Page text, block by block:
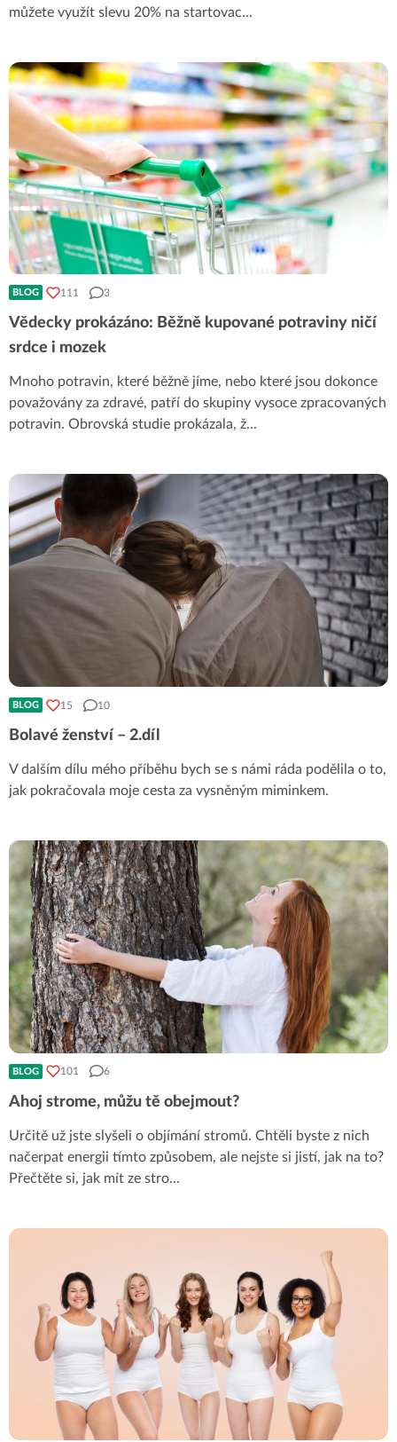
můžete využít slevu 20% na startovac...
BLOG 111 3
Vědecky prokázáno: Běžně kupované potraviny ničí
srdce i mozek
Mnoho potravin, které běžně jíme, nebo které jsou dokonce
považovány za zdravé, patří do skupiny vysoce zpracovaných
potravin. Obrovská studie prokázala, ž...
BLOG 15 10
Bolavé ženství – 2.díl
V dalším dílu mého příběhu bych se s námi ráda podělila o to,
jak pokračovala moje cesta za vysněným miminkem.
BLOG 101 6
Ahoj strome, můžu tě obejmout?
Určitě už jste slyšeli o objímání stromů. Chtěli byste z nich
načerpat energii tímto způsobem, ale nejste si jistí, jak na to?
Přečtěte si, jak mít ze stro...